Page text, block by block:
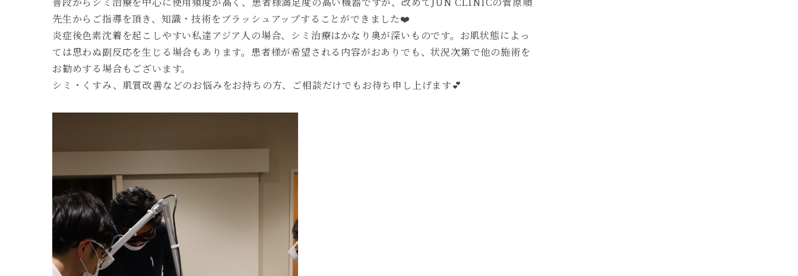
先生からご指導を頂き、知識・技術をブラッシュアップすることができました❤️
炎症後色素沈着を起こしやすい私達アジア人の場合、シミ治療はかなり奥が深いものです。お肌状態によっ
ては思わぬ副反応を生じる場合もあります。患者様が希望される内容がおありでも、状況次第で他の施術を
お勧めする場合もございます。
シミ・くすみ、肌質改善などのお悩みをお持ちの方、ご相談だけでもお待ち申し上げます💕